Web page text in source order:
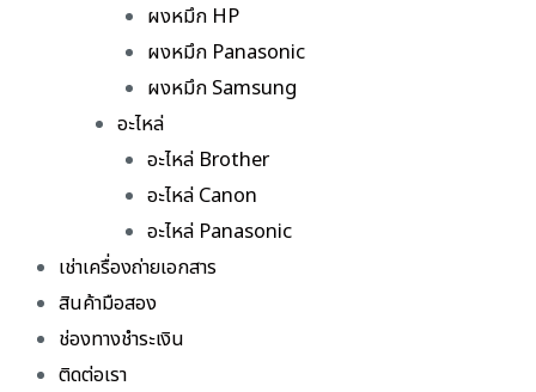
ผงหมึก HP
ผงหมึก Panasonic
ผงหมึก Samsung
อะไหล่
อะไหล่ Brother
อะไหล่ Canon
อะไหล่ Panasonic
เช่าเครื่องถ่ายเอกสาร
สินค้ามือสอง
ช่องทางชำระเงิน
ติดต่อเรา